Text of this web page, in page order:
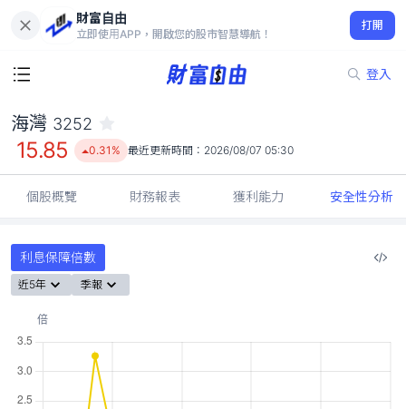
財富自由
立即使用APP，開啟您的股市智慧導航！
打開
登入
15.85
0.31%
海灣 3252
15.85 0.31% 最近更新時間： 2026/08/07 05:30
個股概覽 財務報表 獲利能力 安全性分析
利息保障倍數
近5年 季報